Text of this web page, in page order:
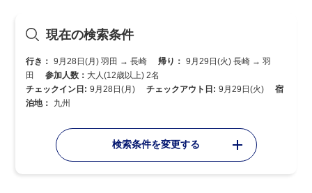
現在の検索条件
行き： 9月28日(月) 羽田 → 長崎 帰り： 9月29日(火) 長崎 → 羽
田
参加人数： 大人(12歳以上) 2名
チェックイン日: 9月28日(月) チェックアウト日: 9月29日(火)
宿
泊地：
九州
検索条件を変更する